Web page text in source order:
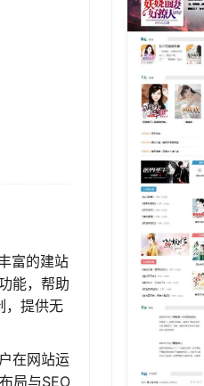
富的建站
能，帮助
，提供无
在网站运
局与SEO